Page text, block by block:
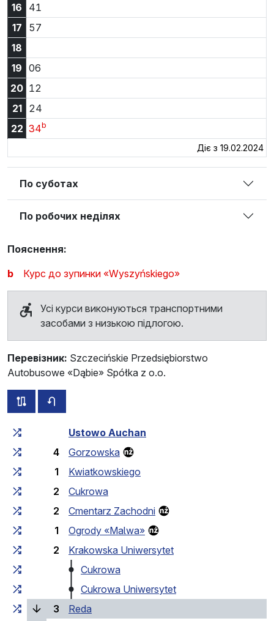
16
41
17
57
18
19 06
20 12
21
24
22 34b
Діє з 19.02.2024
По суботах
По робочих неділях
Пояснення:
b
Курс до зупинки «Wyszyńskiego»
Усі курси виконуються транспортними
засобами з низькою підлогою.
Перевізник: Szczecińskie Przedsiębiorstwo
Autobusowe «Dąbie» Spółka z o.o.
всі схеми цього маршруту
Загальний час у дорозі Час у дорозі між
Ustowo Auchan
4
Gorzowska
1
Kwiatkowskiego
2
Cukrowa
2
Cmentarz Zachodni
1
Ogrody «Malwa»
2
Krakowska Uniwersytet
Cukrowa
Cukrowa Uniwersytet
3
Reda